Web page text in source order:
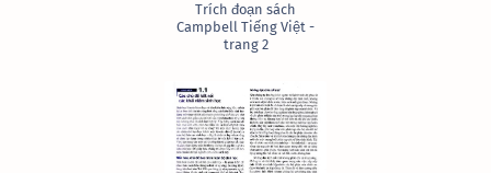
Trích đoạn sách
Campbell Tiếng Việt -
trang 2